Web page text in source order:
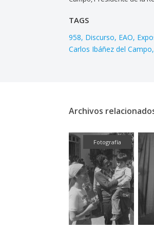
TAGS
958 Discurso EAO
Carlos Ibáñez del Campo
Archivos